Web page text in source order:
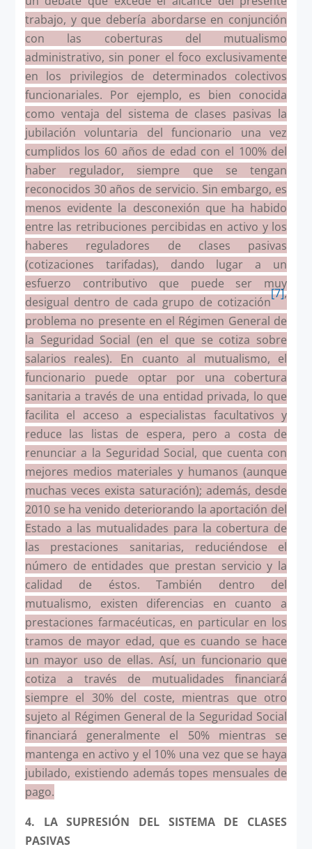
trabajo, y que debería abordarse en conjunción
con las coberturas del mutualismo
administrativo, sin poner el foco exclusivamente
en los privilegios de determinados colectivos
funcionariales. Por ejemplo, es bien conocida
como ventaja del sistema de clases pasivas la
jubilación voluntaria del funcionario una vez
cumplidos los 60 años de edad con el 100% del
haber regulador, siempre que se tengan
reconocidos 30 años de servicio. Sin embargo, es
menos evidente la desconexión que ha habido
entre las retribuciones percibidas en activo y los
haberes reguladores de clases pasivas
(cotizaciones tarifadas), dando lugar a un
esfuerzo contributivo que puede ser muy
desigual dentro de cada grupo de cotización
[7],
problema no presente en el Régimen General de
la Seguridad Social (en el que se cotiza sobre
salarios reales). En cuanto al mutualismo, el
funcionario puede optar por una cobertura
sanitaria a través de una entidad privada, lo que
facilita el acceso a especialistas facultativos y
reduce las listas de espera, pero a costa de
renunciar a la Seguridad Social, que cuenta con
mejores medios materiales y humanos (aunque
muchas veces exista saturación); además, desde
2010 se ha venido deteriorando la aportación del
Estado a las mutualidades para la cobertura de
las prestaciones sanitarias, reduciéndose el
número de entidades que prestan servicio y la
calidad de éstos. También dentro del
mutualismo, existen diferencias en cuanto a
prestaciones farmacéuticas, en particular en los
tramos de mayor edad, que es cuando se hace
un mayor uso de ellas. Así, un funcionario que
cotiza a través de mutualidades financiará
siempre el 30% del coste, mientras que otro
sujeto al Régimen General de la Seguridad Social
financiará generalmente el 50% mientras se
mantenga en activo y el 10% una vez que se haya
jubilado, existiendo además topes mensuales de
pago.
4. LA SUPRESIÓN DEL SISTEMA DE CLASES
PASIVAS